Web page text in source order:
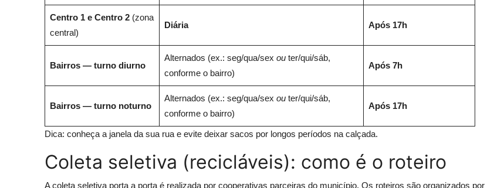
Centro 1 e Centro 2 (zona
central)
Diária Após 17h
Bairros — turno diurno
Alternados (ex.: seg/qua/sex ou ter/qui/sáb,
conforme o bairro)
Após 7h
Bairros — turno noturno
Alternados (ex.: seg/qua/sex ou ter/qui/sáb,
conforme o bairro)
Após 17h
Dica: conheça a janela da sua rua e evite deixar sacos por longos períodos na calçada.
Coleta seletiva (recicláveis): como é o roteiro
A coleta seletiva porta a porta é realizada por cooperativas parceiras do município. Os roteiros são organizados por